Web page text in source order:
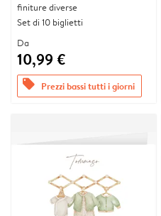
finiture diverse
Set di 10 biglietti
Da
10,99 €
offers Prezzi bassi tutti i giorni